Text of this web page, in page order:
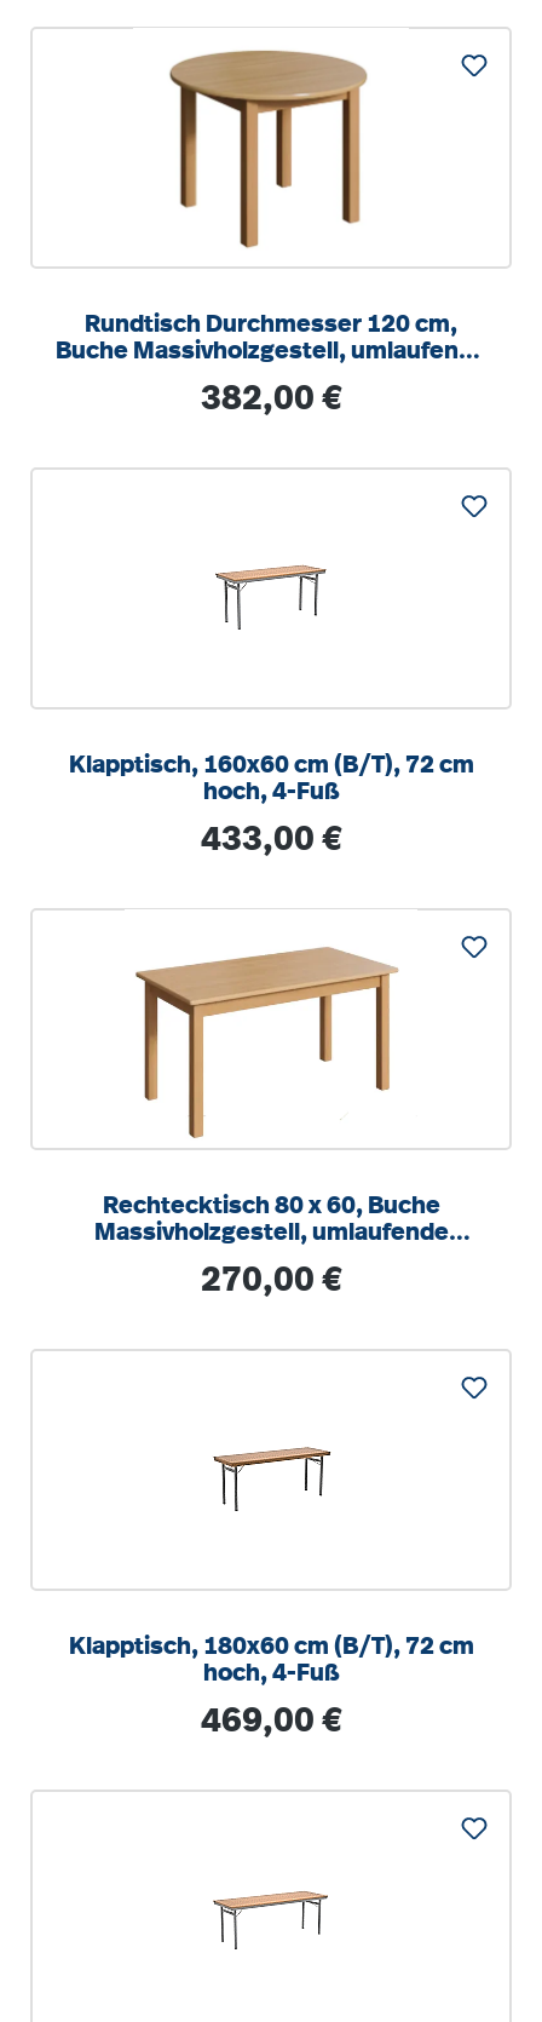
Rundtisch Durchmesser 120 cm,
Buche Massivholzgestell, umlaufende
Regulärer Preis:
382,00 €
Klapptisch, 160x60 cm (B/T), 72 cm
hoch, 4-Fuß
Regulärer Preis:
433,00 €
Rechtecktisch 80 x 60, Buche
Massivholzgestell, umlaufende
Regulärer Preis:
270,00 €
Klapptisch, 180x60 cm (B/T), 72 cm
hoch, 4-Fuß
Regulärer Preis:
469,00 €